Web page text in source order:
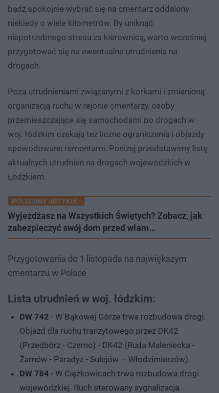
bądź spokojnie wybrać się na cmentarz oddalony
niekiedy o wiele kilometrów. By uniknąć
niepotrzebnego stresu za kierownicą, warto wcześniej
przygotować się na ewentualne utrudnienia na
drogach.
Poza utrudnieniami związanymi z korkami i zmienioną
organizacją ruchu w rejonie cmentarzy, osoby
przemieszczające się samochodami po drogach w
woj. łódzkim czekają też liczne ograniczenia i objazdy
spowodowane remontami. Poniżej przedstawimy listę
aktualnych utrudnień na drogach wojewódzkich w
Łódzkiem.
POLECANY ARTYKUŁ:
Wyjeżdżasz na Wszystkich Świętych? Zobacz, jak
zabezpieczyć swój dom przed włam…
Przygotowania do 1 listopada na największym
cmentarzu w Polsce
Lista utrudnień w woj. łódzkim:
DW 742 - W Bąkowej Górze trwa rozbudowa drogi.
Objazd dla ruchu tranzytowego przez DK42
(Przedbórz - Czerno) - DK42 (Ruda Maleniecka -
Żarnów - Paradyż - Sulejów – Włodzimierzów).
DW 784 - W Ciężkowicach trwa rozbudowa drogi
wojewódzkiej. Ruch sterowany sygnalizacja